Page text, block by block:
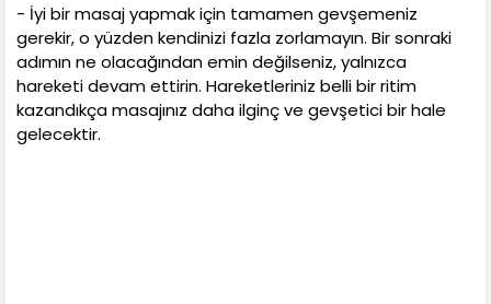
- İyi bir masaj yapmak için tamamen gevşemeniz
gerekir, o yüzden kendinizi fazla zorlamayın. Bir sonraki
adımın ne olacağından emin değilseniz, yalnızca
hareketi devam ettirin. Hareketleriniz belli bir ritim
kazandıkça masajınız daha ilginç ve gevşetici bir hale
gelecektir.